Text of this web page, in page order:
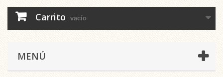
Carrito vacío
MENÚ